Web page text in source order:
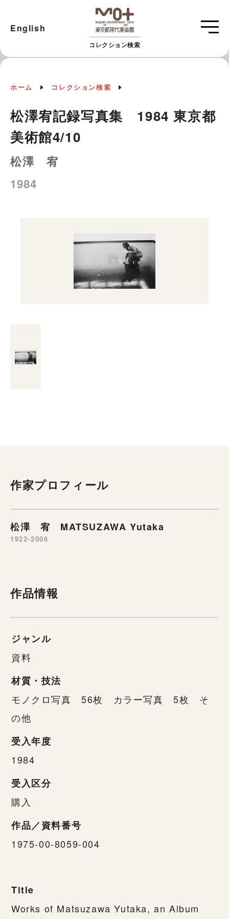
コレクション検索
English
ホーム コレクション検索
松澤宥記録写真集 1984 東京都
美術館4/10
松澤 宥
1984
作家プロフィール
松澤 宥 MATSUZAWA Yutaka
1922-2006
作品情報
ジャンル
資料
材質・技法
モノクロ写真 56枚 カラー写真 5枚 そ
の他
受入年度
1984
受入区分
購入
作品／資料番号
1975-00-8059-004
Title
Works of Matsuzawa Yutaka, an Album